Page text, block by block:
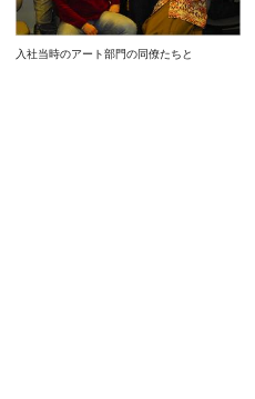
入社当時のアート部門の同僚たちと